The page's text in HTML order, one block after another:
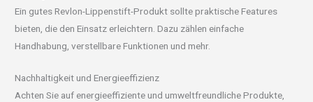
Ein gutes Revlon-Lippenstift-Produkt sollte praktische Features
bieten, die den Einsatz erleichtern. Dazu zählen einfache
Handhabung, verstellbare Funktionen und mehr.
Nachhaltigkeit und Energieeffizienz
Achten Sie auf energieeffiziente und umweltfreundliche Produkte,